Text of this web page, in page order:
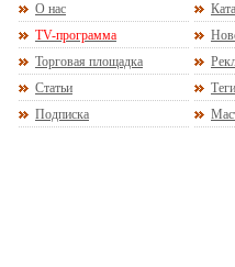
О нас
TV-программа
Торговая площадка
Статьи
Теги
Подписка